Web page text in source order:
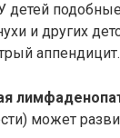
детей
и других
аппендицит.
может